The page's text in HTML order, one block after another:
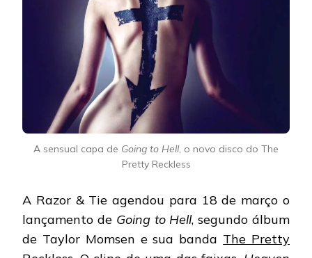
A sensual capa de Going to Hell, o novo disco do The
Pretty Reckless
A Razor & Tie agendou para 18 de março o
lançamento de Going to Hell, segundo álbum
de Taylor Momsen e sua banda The Pretty